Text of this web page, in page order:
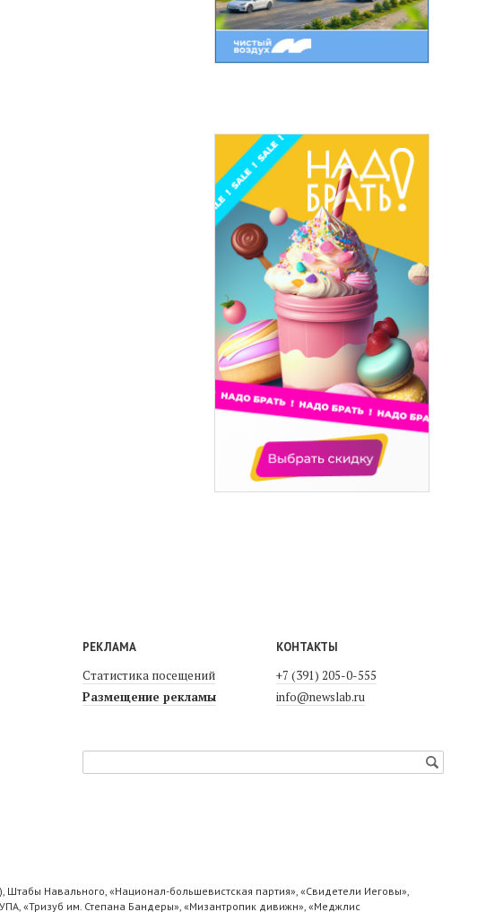
РЕКЛАМА
Статистика посещений
Размещение рекламы
КОНТАКТЫ
+7 (391) 205-0-555
info@newslab.ru
Навального, «Национал-большевистская партия», «Свидетели Иеговы»,
«Тризуб им. Степана Бандеры», «Мизантропик дивижн», «Меджлис